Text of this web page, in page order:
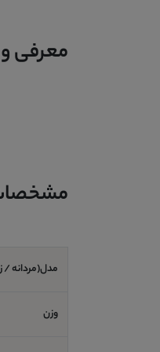
معرفی
مدل(مردانه /
وزن